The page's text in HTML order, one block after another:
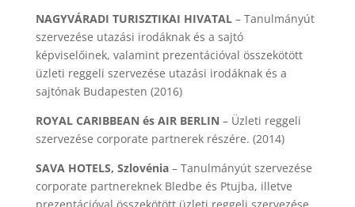
NAGYVÁRADI TURISZTIKAI HIVATAL – Tanulmányút
szervezése utazási irodáknak és a sajtó
képviselőinek, valamint prezentációval összekötött
üzleti reggeli szervezése utazási irodáknak és a
sajtónak Budapesten (2016)
ROYAL CARIBBEAN és AIR BERLIN – Üzleti reggeli
szervezése corporate partnerek részére. (2014)
SAVA HOTELS, Szlovénia– Tanulmányút szervezése
corporate partnereknek Bledbe és Ptujba, illetve